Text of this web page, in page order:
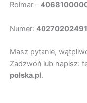
Rolmar –
Numer: 40270202491
Masz pytanie,
Zadzwoń lub napisz:
polska.pl.